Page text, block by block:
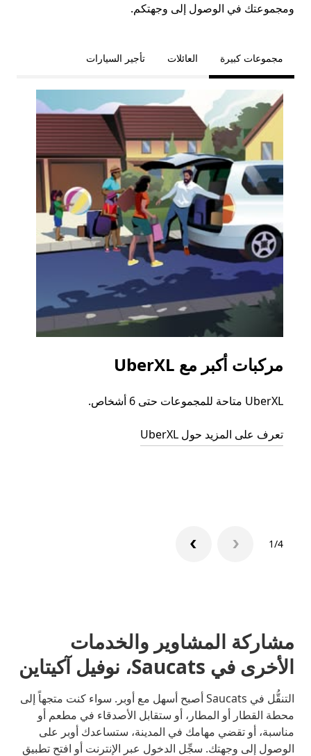
ومجموعتك في الوصول إلى وجهتكم.
مجموعات كبيرة العائلات تأجير السيارات
مركبات أكبر مع UberXL
UberXL متاحة للمجموعات حتى 6 أشخاص.
تعرف على المزيد حول UberXL
1/4
مشاركة المشاوير والخدمات
الأخرى في Saucats، نوفيل آكيتاين
التنقُّل في Saucats أصبح أسهل مع أوبر. سواء كنت متجهاً إلى
محطة القطار أو المطار، أو ستقابل الأصدقاء في مطعم أو
مناسبة، أو تقضي مهامك في المدينة، ستساعدك أوبر على
الوصول إلى وجهتك. سجِّل الدخول عبر الإنترنت أو افتح تطبيق